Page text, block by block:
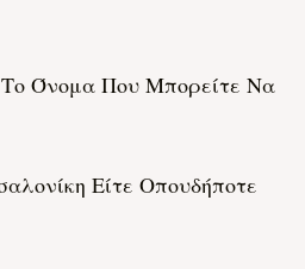
Όνομα Που Μπορείτε Να
Είτε Οπουδήποτε